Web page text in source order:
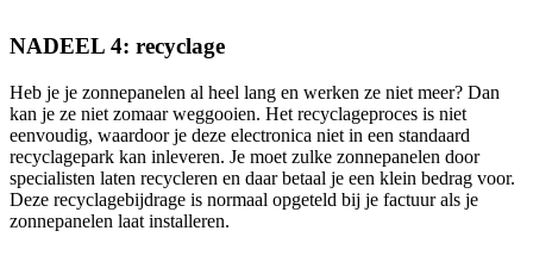
NADEEL 4: recyclage
Heb je je zonnepanelen al heel lang en werken ze niet meer? Dan
kan je ze niet zomaar weggooien. Het recyclageproces is niet
eenvoudig, waardoor je deze electronica niet in een standaard
recyclagepark kan inleveren. Je moet zulke zonnepanelen door
specialisten laten recycleren en daar betaal je een klein bedrag voor.
Deze recyclagebijdrage is normaal opgeteld bij je factuur als je
zonnepanelen laat installeren.